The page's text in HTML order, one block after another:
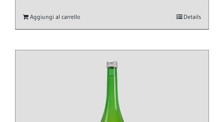
Aggiungi al carrello Details